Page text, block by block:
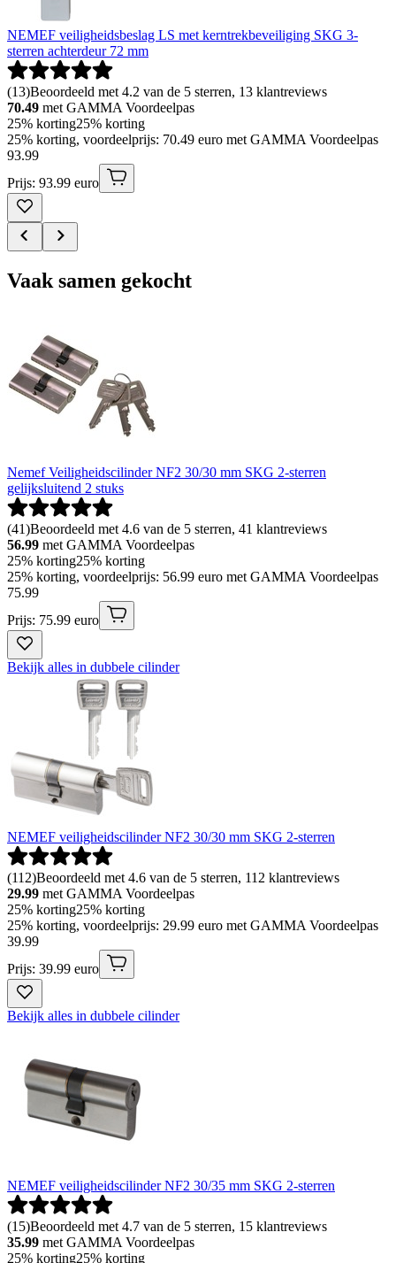
NEMEF veiligheidsbeslag LS met kerntrekbeveiliging SKG 3-
sterren achterdeur 72 mm
(13)Beoordeeld met 4.2 van de 5 sterren, 13 klantreviews
70.49 met GAMMA Voordeelpas
25% korting25% korting
25% korting, voordeelprijs: 70.49 euro met GAMMA Voordeelpas
93.99
Prijs: 93.99 euro
Vaak samen gekocht
Nemef Veiligheidscilinder NF2 30/30 mm SKG 2-sterren
gelijksluitend 2 stuks
(41)Beoordeeld met 4.6 van de 5 sterren, 41 klantreviews
56.99 met GAMMA Voordeelpas
25% korting25% korting
25% korting, voordeelprijs: 56.99 euro met GAMMA Voordeelpas
75.99
Prijs: 75.99 euro
Bekijk alles in dubbele cilinder
NEMEF veiligheidscilinder NF2 30/30 mm SKG 2-sterren
(112)Beoordeeld met 4.6 van de 5 sterren, 112 klantreviews
29.99 met GAMMA Voordeelpas
25% korting25% korting
25% korting, voordeelprijs: 29.99 euro met GAMMA Voordeelpas
39.99
Prijs: 39.99 euro
Bekijk alles in dubbele cilinder
NEMEF veiligheidscilinder NF2 30/35 mm SKG 2-sterren
(15)Beoordeeld met 4.7 van de 5 sterren, 15 klantreviews
35.99 met GAMMA Voordeelpas
25% korting25% korting